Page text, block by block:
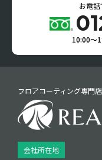
お電
10:00〜
フロアコーティング専門店
会社所在地